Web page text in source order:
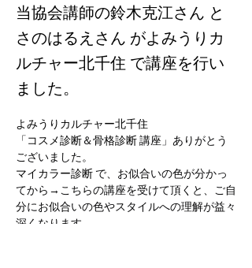
当協会講師の鈴木克江さん と
さのはるえさん がよみうりカ
ルチャー北千住 で講座を行い
ました。
よみうりカルチャー北千住
「コスメ診断＆骨格診断 講座」ありがとう
ございました。
マイカラー診断 で、お似合いの色が分かっ
てから→こちらの講座を受けて頂くと、ご自
分にお似合いの色やスタイルへの理解が益々
深くなります。